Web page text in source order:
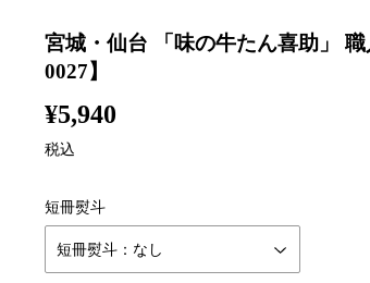
宮城・仙台 「味の牛たん喜助」
0027】
¥5,940
税込
短冊熨斗